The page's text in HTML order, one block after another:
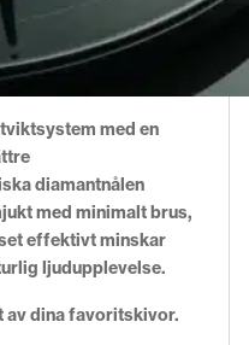
med en
diamantnålen
med minimalt brus,
effektivt minskar
ljudupplevelse.
av dina favoritskivor.